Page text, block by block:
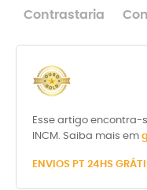
Contrastaria
Esse artigo
INCM. Saiba mais em
ENVIOS PT 24HS